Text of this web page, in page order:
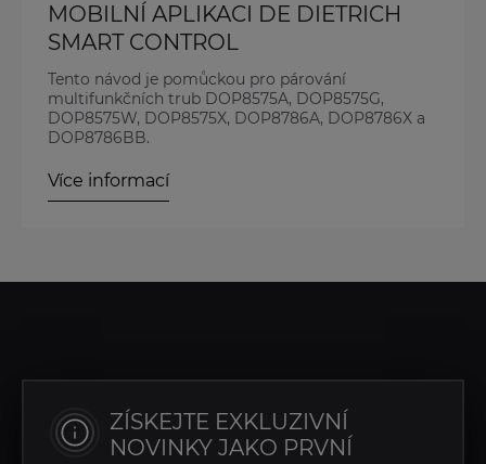
MOBILNÍ APLIKACI DE DIETRICH
SMART CONTROL
Tento návod je pomůckou pro párování
multifunkčních trub DOP8575A, DOP8575G,
DOP8575W, DOP8575X, DOP8786A, DOP8786X a
DOP8786BB.
Více informací
ZÍSKEJTE EXKLUZIVNÍ
NOVINKY JAKO PRVNÍ